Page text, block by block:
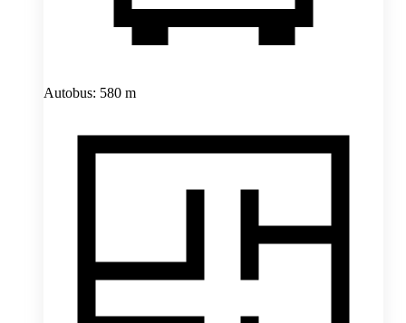
Autobus: 580 m